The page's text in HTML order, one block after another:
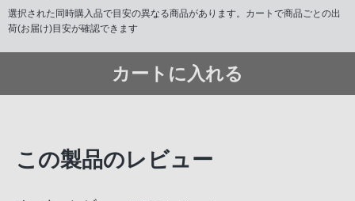
選択された同時購入品で目安の異なる商品があります。カートで商品ごとの出
荷(お届け)目安が確認できます
カートに入れる
この製品のレビュー